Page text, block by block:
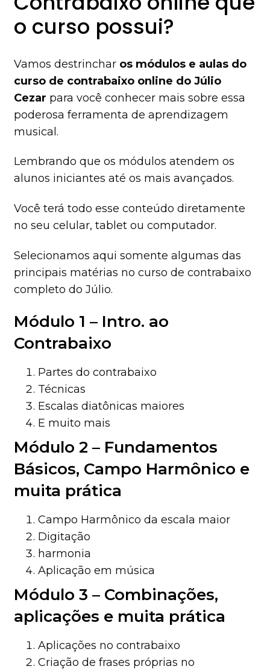
o curso possui?
Vamos destrinchar os módulos e aulas do
curso de contrabaixo online do Júlio
Cezar para você conhecer mais sobre essa
poderosa ferramenta de aprendizagem
musical.
Lembrando que os módulos atendem os
alunos iniciantes até os mais avançados.
Você terá todo esse conteúdo diretamente
no seu celular, tablet ou computador.
Selecionamos aqui somente algumas das
principais matérias no curso de contrabaixo
completo do Júlio.
Módulo 1 – Intro. ao
Contrabaixo
Partes do contrabaixo
Técnicas
Escalas diatônicas maiores
E muito mais
Módulo 2 – Fundamentos
Básicos, Campo Harmônico e
muita prática
Campo Harmônico da escala maior
Digitação
harmonia
Aplicação em música
Módulo 3 – Combinações,
aplicações e muita prática
Aplicações no contrabaixo
Criação de frases próprias no